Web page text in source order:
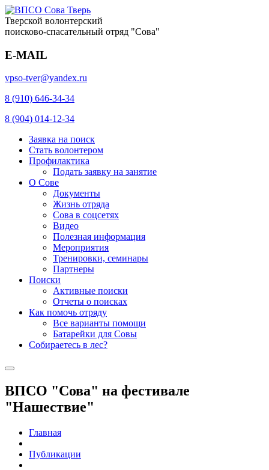
Тверской волонтерский
поисково-спасательный отряд "Сова"
E-MAIL
vpso-tver@yandex.ru
8 (910) 646-34-34
8 (904) 014-12-34
Заявка на поиск
Стать волонтером
Профилактика
Подать заявку на занятие
О Сове
Документы
Жизнь отряда
Сова в соцсетях
Видео
Полезная информация
Мероприятия
Тренировки, семинары
Партнеры
Поиски
Активные поиски
Отчеты о поисках
Как помочь отряду
Все варианты помощи
Батарейки для Совы
Собираетесь в лес?
ВПСО "Сова" на фестивале
"Нашествие"
Главная
Публикации